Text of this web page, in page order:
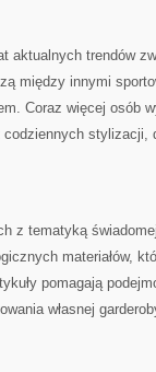
aktualnych trendów
między innymi
Coraz więcej osób
stylizacji,
z tematyką
materiałów,
pomagają
własnej